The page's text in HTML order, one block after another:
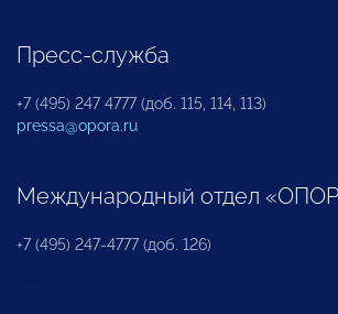
Пресс-служба
+7 (495) 247 4777 (доб. 115, 114, 113)
pressa@opora.ru
Международный отдел
+7 (495) 247-4777 (доб. 126)